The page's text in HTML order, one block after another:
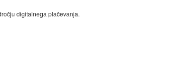
digitalnega plačevanja.